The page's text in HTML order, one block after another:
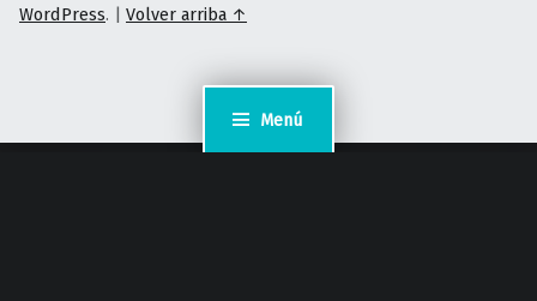
Menú
WordPress. | Volver arriba ↑